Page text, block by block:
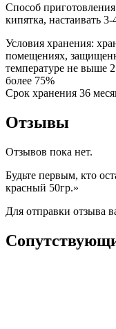
Способ
кипятка, настаивать
Условия хранения:
помещениях,
температуре не выше
более 75%
Срок хранения 36
Отзывы
Отзывов пока нет.
Будьте первым, кто
красный 50гр.»
Для отправки отзыва